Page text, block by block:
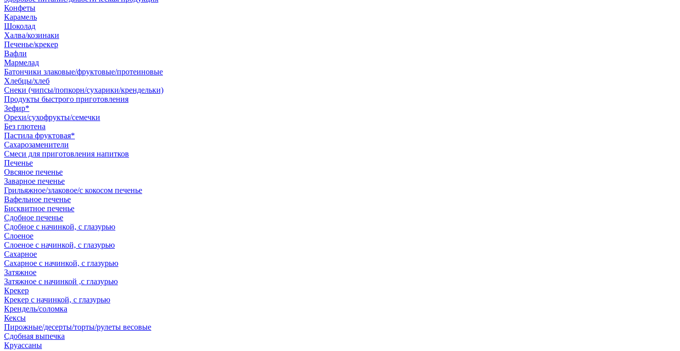
Конфеты
Карамель
Шоколад
Халва/козинаки
Печенье/крекер
Вафли
Мармелад
Батончики злаковые/фруктовые/протеиновые
Хлебцы/хлеб
Снеки (чипсы/попкорн/сухарики/крендельки)
Продукты быстрого приготовления
Зефир*
Орехи/сухофрукты/семечки
Без глютена
Пастила фруктовая*
Сахарозаменители
Смеси для приготовления напитков
Печенье
Овсяное печенье
Заварное печенье
Грильяжное/злаковое/с кокосом печенье
Вафельное печенье
Бисквитное печенье
Сдобное печенье
Сдобное с начинкой, с глазурью
Слоеное
Слоеное с начинкой, с глазурью
Сахарное
Сахарное с начинкой, с глазурью
Затяжное
Затяжное с начинкой ,с глазурью
Крекер
Крекер с начинкой, с глазурью
Крендель/соломка
Кексы
Пирожные/десерты/торты/рулеты весовые
Сдобная выпечка
Круассаны